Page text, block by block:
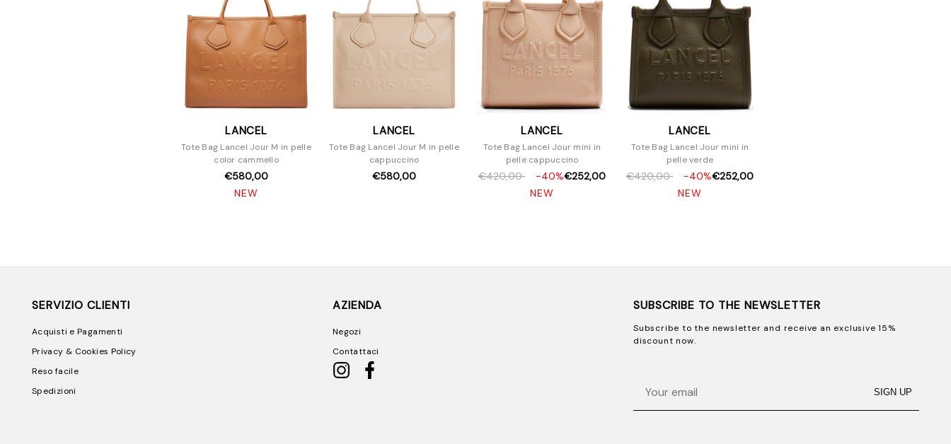
LANCEL
Tote Bag Lancel Jour M in pelle
color cammello
€580,00
NEW
LANCEL
Tote Bag Lancel Jour M in pelle
cappuccino
€580,00
LANCEL
Tote Bag Lancel Jour mini in
pelle cappuccino
€420,00 -40%€252,00
NEW
LANCEL
Tote Bag Lancel Jour mini in
pelle verde
€420,00 -40%€252,00
NEW
SERVIZIO CLIENTI
Acquisti e Pagamenti
Privacy & Cookies Policy
Reso facile
Spedizioni
AZIENDA
Negozi
Contattaci
SUBSCRIBE TO THE NEWSLETTER
Subscribe to the newsletter and receive an exclusive 15%
discount now.
SIGN UP